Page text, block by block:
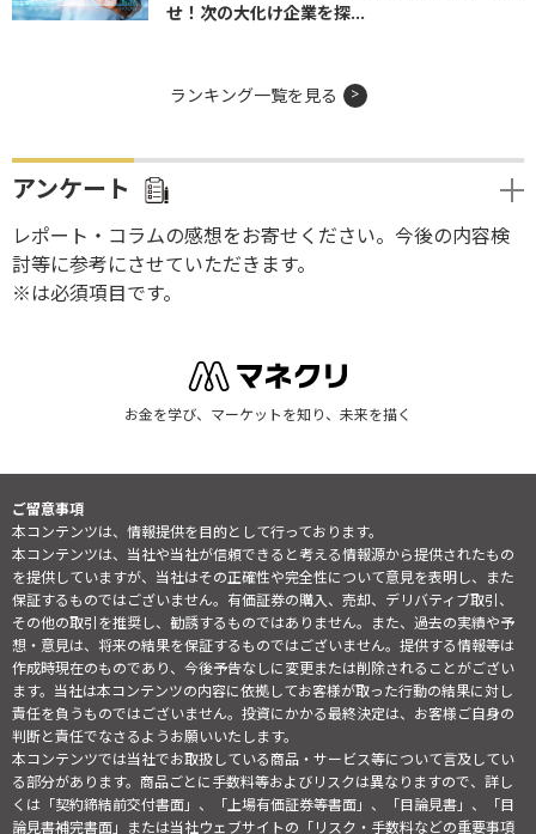
せ！次の大化け企業を探...
ランキング一覧を見る
アンケート
レポート・コラムの感想をお寄せください。今後の内容検
討等に参考にさせていただきます。
※は必須項目です。
お金を学び、マーケットを知り、未来を描く
ご留意事項
本コンテンツは、情報提供を目的として行っております。
本コンテンツは、当社や当社が信頼できると考える情報源から提供されたもの
を提供していますが、当社はその正確性や完全性について意見を表明し、また
保証するものではございません。有価証券の購入、売却、デリバティブ取引、
その他の取引を推奨し、勧誘するものではありません。また、過去の実績や予
想・意見は、将来の結果を保証するものではございません。提供する情報等は
作成時現在のものであり、今後予告なしに変更または削除されることがござい
ます。当社は本コンテンツの内容に依拠してお客様が取った行動の結果に対し
責任を負うものではございません。投資にかかる最終決定は、お客様ご自身の
判断と責任でなさるようお願いいたします。
本コンテンツでは当社でお取扱している商品・サービス等について言及してい
る部分があります。商品ごとに手数料等およびリスクは異なりますので、詳し
くは「契約締結前交付書面」、「上場有価証券等書面」、「目論見書」、「目
論見書補完書面」または当社ウェブサイトの「リスク・手数料などの重要事項